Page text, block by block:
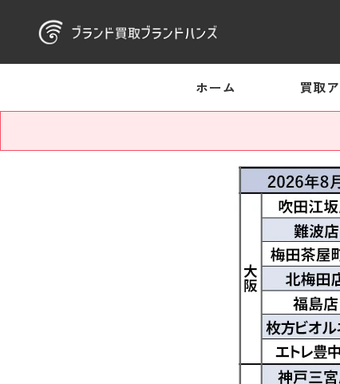
ホーム 買取